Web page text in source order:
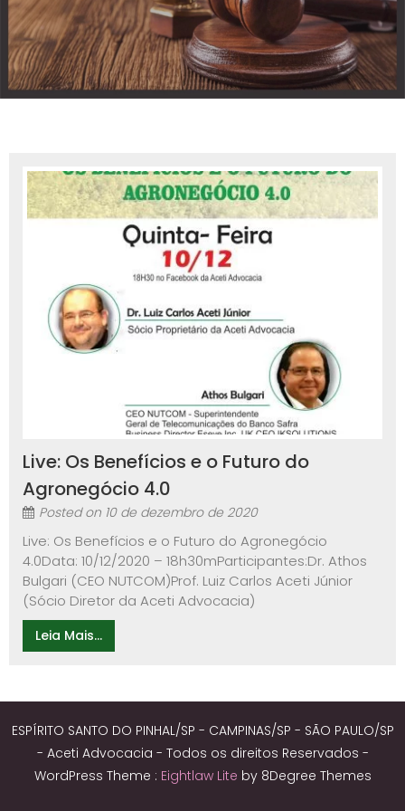
Live: Os Benefícios e o Futuro do
Agronegócio 4.0
Posted on 10 de dezembro de 2020
Live: Os Benefícios e o Futuro do Agronegócio
4.0Data: 10/12/2020 – 18h30mParticipantes:Dr. Athos
Bulgari (CEO NUTCOM)Prof. Luiz Carlos Aceti Júnior
(Sócio Diretor da Aceti Advocacia)
Leia Mais...
ESPÍRITO SANTO DO PINHAL/SP - CAMPINAS/SP - SÃO PAULO/SP
- Aceti Advocacia - Todos os direitos Reservados -
WordPress Theme : Eightlaw Lite by 8Degree Themes